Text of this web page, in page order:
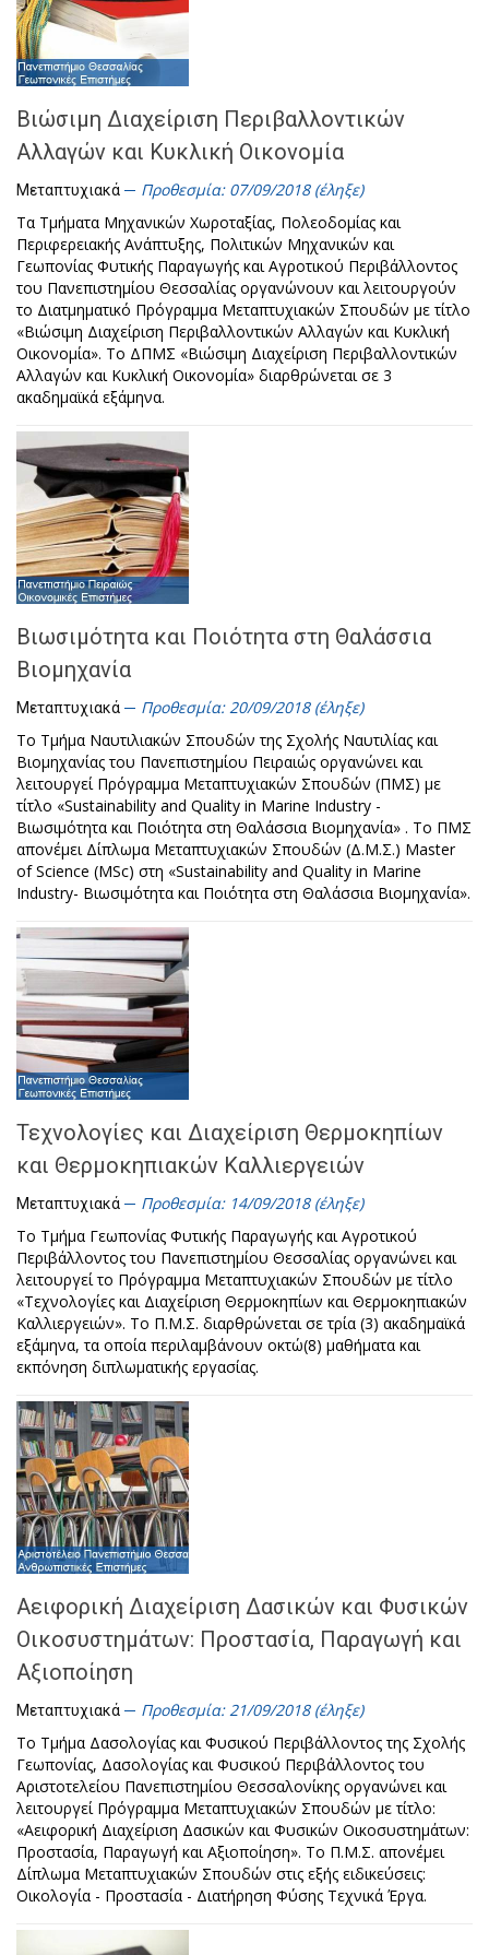
Βιώσιμη Διαχείριση Περιβαλλοντικών
Αλλαγών και Κυκλική Οικονομία
Μεταπτυχιακά
Προθεσμία: 07/09/2018 (έληξε)
Τα Τμήματα Μηχανικών Χωροταξίας, Πολεοδομίας και
Περιφερειακής Ανάπτυξης, Πολιτικών Μηχανικών και
Γεωπονίας Φυτικής Παραγωγής και Αγροτικού Περιβάλλοντος
του Πανεπιστημίου Θεσσαλίας οργανώνουν και λειτουργούν
το Διατμηματικό Πρόγραμμα Μεταπτυχιακών Σπουδών με τίτλο
«Βιώσιμη Διαχείριση Περιβαλλοντικών Αλλαγών και Κυκλική
Οικονομία». Το ΔΠΜΣ «Βιώσιμη Διαχείριση Περιβαλλοντικών
Αλλαγών και Κυκλική Οικονομία» διαρθρώνεται σε 3
ακαδημαϊκά εξάμηνα.
Βιωσιμότητα και Ποιότητα στη Θαλάσσια
Βιομηχανία
Μεταπτυχιακά
Προθεσμία: 20/09/2018 (έληξε)
Το Τμήμα Ναυτιλιακών Σπουδών της Σχολής Ναυτιλίας και
Βιομηχανίας του Πανεπιστημίου Πειραιώς οργανώνει και
λειτουργεί Πρόγραμμα Μεταπτυχιακών Σπουδών (ΠΜΣ) με
τίτλο «Sustainability and Quality in Marine Industry -
Βιωσιμότητα και Ποιότητα στη Θαλάσσια Βιομηχανία» . Το ΠΜΣ
απονέμει Δίπλωμα Μεταπτυχιακών Σπουδών (Δ.Μ.Σ.) Master
of Science (MSc) στη «Sustainability and Quality in Marine
Industry- Βιωσιμότητα και Ποιότητα στη Θαλάσσια Βιομηχανία».
Τεχνολογίες και Διαχείριση Θερμοκηπίων
και Θερμοκηπιακών Καλλιεργειών
Μεταπτυχιακά
Προθεσμία: 14/09/2018 (έληξε)
Το Τμήμα Γεωπονίας Φυτικής Παραγωγής και Αγροτικού
Περιβάλλοντος του Πανεπιστημίου Θεσσαλίας οργανώνει και
λειτουργεί το Πρόγραμμα Μεταπτυχιακών Σπουδών με τίτλο
«Τεχνολογίες και Διαχείριση Θερμοκηπίων και Θερμοκηπιακών
Καλλιεργειών». Το Π.Μ.Σ. διαρθρώνεται σε τρία (3) ακαδημαϊκά
εξάμηνα, τα οποία περιλαμβάνουν οκτώ(8) μαθήματα και
εκπόνηση διπλωματικής εργασίας.
Αειφορική Διαχείριση Δασικών και Φυσικών
Οικοσυστημάτων: Προστασία, Παραγωγή και
Αξιοποίηση
Μεταπτυχιακά
Προθεσμία: 21/09/2018 (έληξε)
Το Τμήμα Δασολογίας και Φυσικού Περιβάλλοντος της Σχολής
Γεωπονίας, Δασολογίας και Φυσικού Περιβάλλοντος του
Αριστοτελείου Πανεπιστημίου Θεσσαλονίκης οργανώνει και
λειτουργεί Πρόγραμμα Μεταπτυχιακών Σπουδών με τίτλο:
«Αειφορική Διαχείριση Δασικών και Φυσικών Οικοσυστημάτων:
Προστασία, Παραγωγή και Αξιοποίηση». Το Π.Μ.Σ. απονέμει
Δίπλωμα Μεταπτυχιακών Σπουδών στις εξής ειδικεύσεις:
Οικολογία - Προστασία - Διατήρηση Φύσης Τεχνικά Έργα.